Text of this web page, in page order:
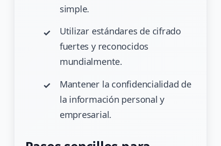
simple.
Utilizar estándares de cifrado
fuertes y reconocidos
mundialmente.
Mantener la confidencialidad de
la información personal y
empresarial.